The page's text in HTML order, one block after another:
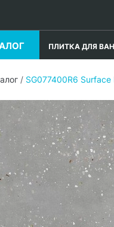
ПЛИТКА ДЛЯ
/ SG077400R6